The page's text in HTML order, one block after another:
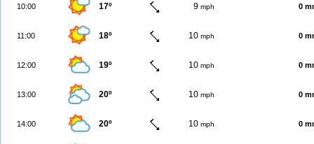
10:00 17º 9 mph 0
11:00 18º 10 mph 0
12:00 19º 10 mph 0
13:00 20º 10 mph 0
14:00 20º 10 mph 0